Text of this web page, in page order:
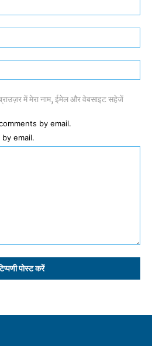
में मेरा नाम, ईमेल और वेबसाइट सहेजें
by email.
email.